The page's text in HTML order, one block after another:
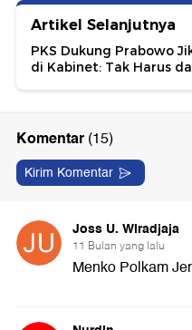
Artikel Selanjutnya
PKS Dukung Prabowo
di Kabinet: Tak Harus